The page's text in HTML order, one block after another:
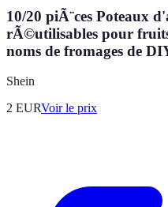
10/20 piÃ¨ces Poteaux
rÃ©utilisables pour
noms de fromages de
Shein
2 EURVoir le prix